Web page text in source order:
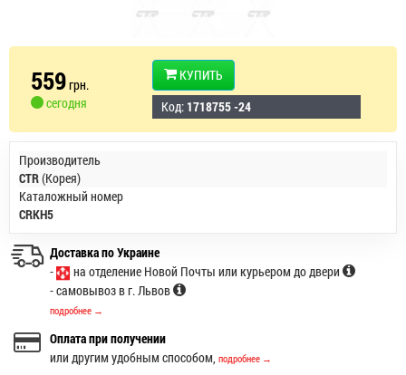
559грн.
сегодня
КУПИТЬ
Код: 1718755 -24
Производитель
CTR(Корея)
Каталожный номер
CRKH5
Доставка по Украине
-
на отделение Новой Почты или курьером до двери
- самовывоз в г. Львов
подробнее →
Оплата при получении
или другим удобным способом, подробнее →